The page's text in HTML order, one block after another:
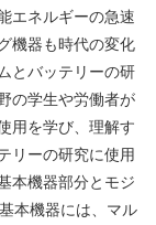
エネルギーの急速
機器も時代の変化
とバッテリーの研
の学生や労働者が
用を学び、理解す
リーの研究に使用
本機器部分とモジ
本機器には、マル